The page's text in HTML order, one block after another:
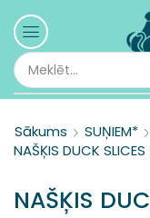
Sākums SUŅIEM*
NAŠĶIS DUCK
NAŠĶIS